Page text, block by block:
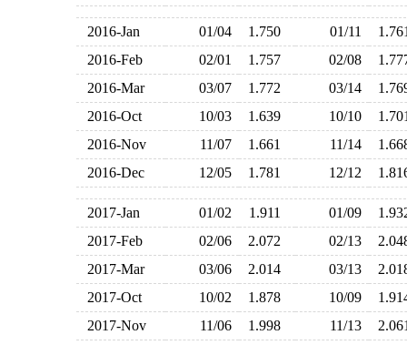
2016-Jan 01/04 1.750 01/11
2016-Feb
02/01 1.757 02/08
2016-Mar
03/07 1.772 03/14
2016-Oct
10/03 1.639 10/10
2016-Nov
11/07 1.661 11/14
2016-Dec
12/05 1.781 12/12
2017-Jan 01/02 1.911 01/09
2017-Feb
02/06 2.072 02/13
2017-Mar
03/06 2.014 03/13
2017-Oct
10/02 1.878 10/09
2017-Nov
11/06 1.998 11/13